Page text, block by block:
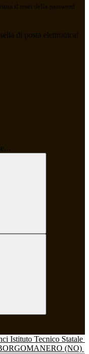
il reset della password
di posta elettronica!
Istituto Tecnico Statale
(NO)